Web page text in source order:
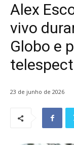
Alex
vivo
Globo e
23 de junho de 2026